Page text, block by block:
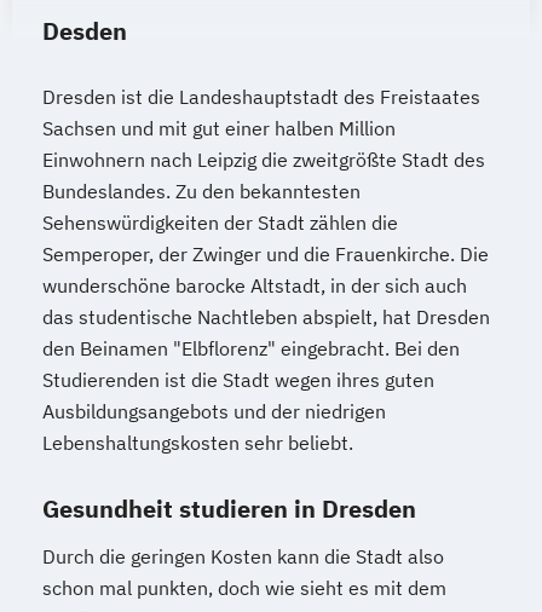
Desden
Dresden ist die Landeshauptstadt des Freistaates
Sachsen und mit gut einer halben Million
Einwohnern nach Leipzig die zweitgrößte Stadt des
Bundeslandes. Zu den bekanntesten
Sehenswürdigkeiten der Stadt zählen die
Semperoper, der Zwinger und die Frauenkirche. Die
wunderschöne barocke Altstadt, in der sich auch
das studentische Nachtleben abspielt, hat Dresden
den Beinamen "Elbflorenz" eingebracht. Bei den
Studierenden ist die Stadt wegen ihres guten
Ausbildungsangebots und der niedrigen
Lebenshaltungskosten sehr beliebt.
Gesundheit studieren in Dresden
Durch die geringen Kosten kann die Stadt also
schon mal punkten, doch wie sieht es mit dem